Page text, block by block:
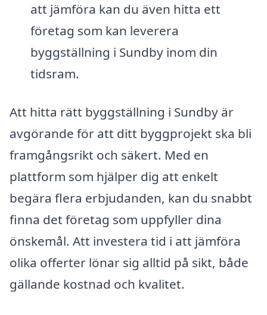
att jämföra kan du även hitta ett
företag som kan leverera
byggställning i Sundby inom din
tidsram.
Att hitta rätt byggställning i Sundby är
avgörande för att ditt byggprojekt ska bli
framgångsrikt och säkert. Med en
plattform som hjälper dig att enkelt
begära flera erbjudanden, kan du snabbt
finna det företag som uppfyller dina
önskemål. Att investera tid i att jämföra
olika offerter lönar sig alltid på sikt, både
gällande kostnad och kvalitet.